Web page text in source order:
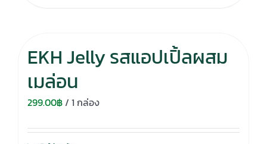
EKH Jelly รสแอปเปิ้ลผสม
เมล่อน
299.00฿/ 1 กล่อง